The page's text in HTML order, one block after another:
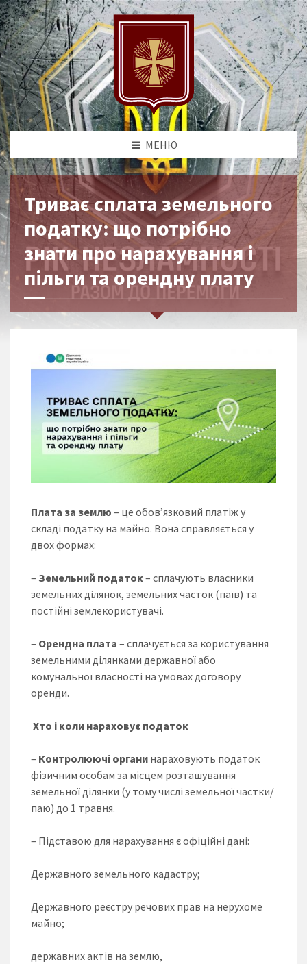
МЕНЮ
Триває сплата земельного
податку: що потрібно
знати про нарахування і
пільги та орендну плату
Плата за землю – це обов’язковий платіж у
складі податку на майно. Вона справляється у
двох формах:
– Земельний податок– сплачують власники
земельних ділянок, земельних часток (паїв) та
постійні землекористувачі.
– Орендна плата – сплачується за користування
земельними ділянками державної або
комунальної власності на умовах договору
оренди.
Хто і коли нараховує податок
– Контролюючі органи нараховують податок
фізичним особам за місцем розташування
земельної ділянки (у тому числі земельної частки/
паю) до 1 травня.
– Підставою для нарахування є офіційні дані:
Державного земельного кадастру;
Державного реєстру речових прав на нерухоме
майно;
державних актів на землю,